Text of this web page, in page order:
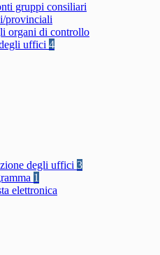
gruppi consiliari
provinciali
organi di controllo
uffici 4
degli uffici 3
1
elettronica